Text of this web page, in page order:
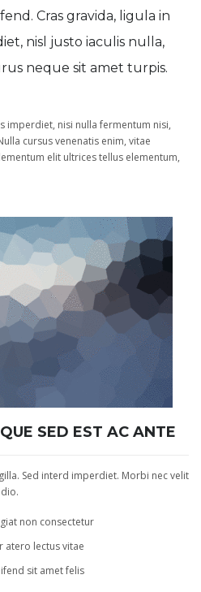
Cras gravida, ligula in
nisl justo iaculis nulla,
neque sit amet turpis.
imperdiet, nisi nulla fermentum nisi,
cursus venenatis enim, vitae
elit ultrices tellus elementum,
SED EST AC ANTE
Sed interd imperdiet. Morbi nec velit
non consectetur
atero lectus vitae
sit amet felis